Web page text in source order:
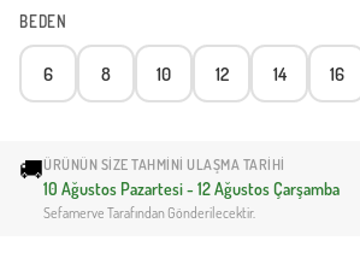
BEDEN
6 8 10 12 14 16
🚚ÜRÜNÜN SIZE TAHMINI ULAŞMA TARIHI
10 Ağustos Pazartesi - 12 Ağustos Çarşamba
Sefamerve Tarafından Gönderilecektir.